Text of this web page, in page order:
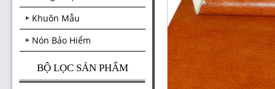
Khuôn Mẫu
Nón Bảo Hiểm
BỘ LỌC SẢN PHẨM